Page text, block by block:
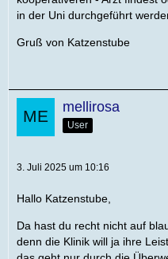
in der Uni durchgeführt
Gruß von Katzenstube
mellirosa
User
3. Juli 2025 um 10:16
Hallo Katzenstube,
Da hast du recht nicht auf
denn die Klinik will ja ihre